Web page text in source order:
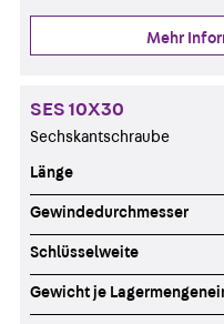
Mehr
SES 10X30
Sechskantschraube
Länge
Gewindedurchmesser
Schlüsselweite
Gewicht je